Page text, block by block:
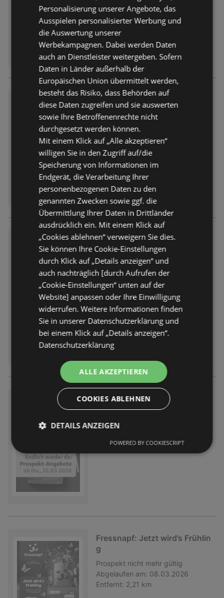
Fressnapf: bald neue Angebot
e!
Prospekt
Entfernt: 2,21 km
Fressnapf: Tolle Osterangebot
e
Prospekt nicht mehr gültig
Abgelaufen am: 01.04.2026
Entfernt: 2,21 km
Fressnapf: bald neue Angebot
e!
Prospekt
Entfernt: 2,21 km
Fressnapf: Jetzt wird’s Frühlin
g
Prospekt nicht mehr gültig
Abgelaufen am: 08.03.2026
Entfernt: 2,21 km
Personalisierung unserer Angebote, das
Ausspielen personalisierter Werbung und
die Auswertung unserer
Werbekampagnen. Dabei werden Daten
auch an Dienstleister weitergeben. Sofern
Daten in Länder außerhalb der
Europäischen Union übermittelt werden,
besteht das Risiko, dass Behörden auf
diese Daten zugreifen und sie auswerten
sowie Ihre Betroffenenrechte nicht
durchgesetzt werden können.
Mit einem Klick auf „Alle akzeptieren“
willigen Sie in den Zugriff auf/die
Speicherung von Informationen im
Endgerät, die Verarbeitung Ihrer
personenbezogenen Daten zu den
genannten Zwecken sowie ggf. die
Übermittlung Ihrer Daten in Drittländer
ausdrücklich ein. Mit einem Klick auf
„Cookies ablehnen“ verweigern Sie dies.
Sie können Ihre Cookie-Einstellungen
durch Klick auf „Details anzeigen“ und
auch nachträglich [durch Aufrufen der
„Cookie-Einstellungen“ unten auf der
Website] anpassen oder Ihre Einwilligung
widerrufen. Weitere Informationen finden
Sie in unserer Datenschutzerklärung und
bei einem Klick auf „Details anzeigen“.
Datenschutzerklärung
ALLE AKZEPTIEREN
COOKIES ABLEHNEN
DETAILS ANZEIGEN
POWERED BY COOKIESCRIPT